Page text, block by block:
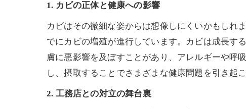
1. カビの正体と健康への影響
カビはその微細な姿からは想像しにくいかもしれ
でにカビの増殖が進行しています。カビは成長す
膚に悪影響を及ぼすことがあり、アレルギーや呼
し、摂取することでさまざまな健康問題を引き起
2. 工務店との対立の舞台裏